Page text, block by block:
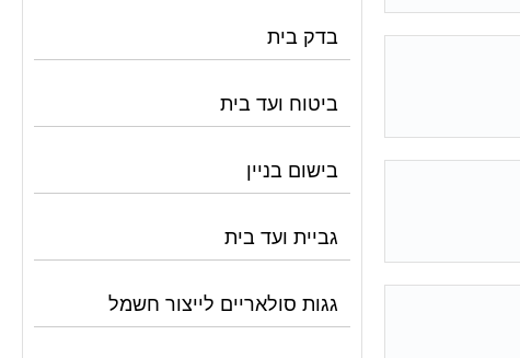
בדק בית
ביטוח ועד בית
בישום בניין
גביית ועד בית
גגות סולאריים לייצור חשמל